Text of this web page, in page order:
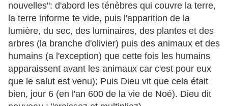
nouvelles": d'abord les ténèbres qui couvre la terre,
la terre informe te vide, puis l'apparition de la
lumière, du sec, des luminaires, des plantes et des
arbres (la branche d'olivier) puis des animaux et des
humains (a l'exception) que cette fois les humains
apparaissent avant les animaux car c'est pour eux
que le salut est venu); Puis Dieu vit que cela était
bien, jour 6 (en l'an 600 de la vie de Noé). Dieu dit